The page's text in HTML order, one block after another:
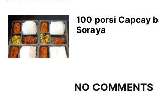
100 porsi Capcay
Soraya
NO COMMENTS